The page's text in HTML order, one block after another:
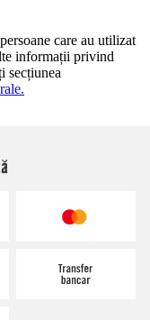
care au utilizat
informații privind
secțiunea